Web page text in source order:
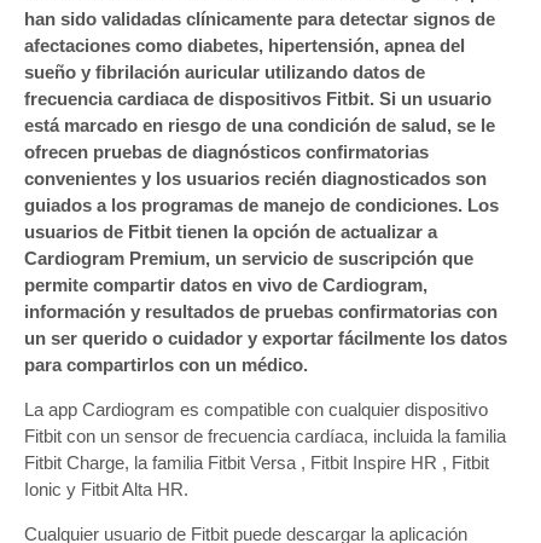
han sido validadas clínicamente para detectar signos de
afectaciones como diabetes, hipertensión, apnea del
sueño y fibrilación auricular utilizando datos de
frecuencia cardiaca de dispositivos Fitbit. Si un usuario
está marcado en riesgo de una condición de salud, se le
ofrecen pruebas de diagnósticos confirmatorias
convenientes y los usuarios recién diagnosticados son
guiados a los programas de manejo de condiciones. Los
usuarios de Fitbit tienen la opción de actualizar a
Cardiogram Premium, un servicio de suscripción que
permite compartir datos en vivo de Cardiogram,
información y resultados de pruebas confirmatorias con
un ser querido o cuidador y exportar fácilmente los datos
para compartirlos con un médico.
La app Cardiogram es compatible con cualquier dispositivo
Fitbit con un sensor de frecuencia cardíaca, incluida la familia
Fitbit Charge, la familia Fitbit Versa , Fitbit Inspire HR , Fitbit
Ionic y Fitbit Alta HR.
Cualquier usuario de Fitbit puede descargar la aplicación